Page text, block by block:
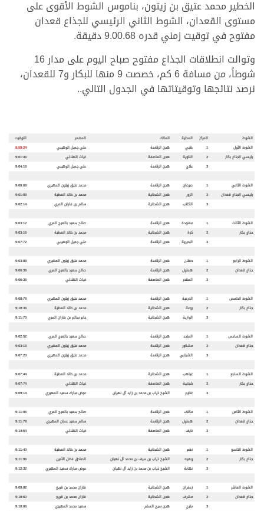
الخطير محمد عتيق بن زيتون، بناموس الشوط الأقوى على
مستوى القعدان، الشوط الثاني الرئيسي للجذاع قعدان
مفتوح في توقيت زمني قدره 9.00.68 دقيقة.
وتوالت انطلاقات الجذاع مفتوح صباح اليوم على مدار 16
شوطاً، من مسافة 6 كم، خصصت 9 منها للبكار و7 للقعدان،
نرصد نتائجها وتوقيتاتها في الجدول التالي..
الشوط المركز المطية المالك المضمر
التوقيت
الشوط الأول
1 ظبي هجن الرئاسة علي جميل الوهيبي
8:59:24
رئيسي الجذاع بكار
2 الناوية هجن العاصفة غياث الهلالي
9:01:46
3
علاج هجن الرئاسة علي جميل الوهيبي 9:04:16
الشوط الثاني 1 صوغان هجن الرئاسة محمد عتيق زيتون المهيري
9:00:68
رئيسي الجذاع قعدان
2 الزور هجن الشحانية محمد بن خالد العطية
9:01:98
3
الكاتب هجن الشحانية سالم بن فاران المري 9:02:14
الشوط الثالث 1 مفنودة هجن الرئاسة صالح سعيد بالعرج المري
9:03:12
جذاع بكار
2 كرة هجن الشحانية محمد بن خالد العطية
9:03:16
3
البحيرية هجن الرئاسة علي جميل الوهيبي 9:07:72
الشوط الرابع 1 حفلان هجن الرئاسة محمد عتيق زيتون المهيري
9:03:88
جذاع قعدان
2 هملول هجن الرئاسة صالح سعيد بالعرج المري
9:06:36
3
المنتحر هجن العاصفة غياث الهلالي 9:06:36
الشوط الخامس 1 الدرعية هجن الرئاسة محمد عتيق زيتون المهيري
9:08:78
جذاع بكار
2 روعة هجن الشحانية محمد بن خالد العطية
9:10:36
3
الوارية هجن الشحانية جابر سالم بن فاران المري 9:11:70
الشوط السادس 1 المتحد هجن الرئاسة صالح سعيد بالعرج المري
9:02:52
جذاع قعدان
2 مشكور هجن الرئاسة محمد عتيق زيتون المهيري
9:03:18
3
الشبابي هجن الرئاسة محمد عتيق زيتون المهيري 9:07:20
الشوط السابع 1 غياهب هجن الشحانية محمد بن خالد العطية
9:07:44
جذاع بكار
2 شبابية هجن العاصفة غياث الهلالي
9:07:74
3
غنايم الشيخ ذياب بن محمد بن زايد آل نهيان عوض مبارك سعيد المهيري 9:09:14
الشوط الثامن 1 مكلف هجن الرئاسة صالح سعيد بالعرج المري
9:11:06
جذاع قعدان
2 هملول هجن الرئاسة سالم سعيد عمان المهيري
9:11:78
3
نايف هجن العاصفة غياث الهلالي 9:14:54
الشوط التاسع 1 نغم هجن الشحانية محمد بن خالد العطية
9:11:40
جذاع بكار
2 وهيه الشيخ ذياب بن سيف بن محمد آل نهيان الصادق فضل الأمين
9:11:96
3
نهابة الشيخ ذياب بن محمد بن زايد آل نهيان عوض مبارك سعيد المهيري 9:12:32
الشوط العاشر 1 زعفران هجن الشحانية فاران محمد بن قريع
9:09:02
جذاع قعدان
2 مشرف هجن الشحانية فاران محمد بن قريع
9:10:60
3
مليح هجن سيح السلم سعيد محمد المهيري 9:10:66